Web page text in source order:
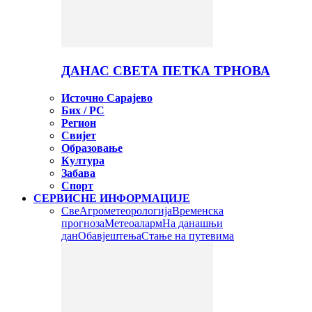
ДАНАС СВЕТА ПЕТКА ТРНОВА
Источно Сарајево
Бих / РС
Регион
Свијет
Образовање
Култура
Забава
Спорт
СЕРВИСНЕ ИНФОРМАЦИЈЕ
СвеАгрометеорологијаВременска
прогнозаМетеоалармНа данашњи
данОбавјештењаСтање на путевима